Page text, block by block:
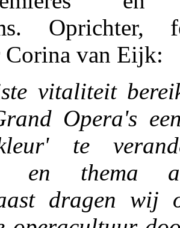
Oprichter,
Corina van Eijk:
vitaliteit
Opera's
te
en thema
dragen wij